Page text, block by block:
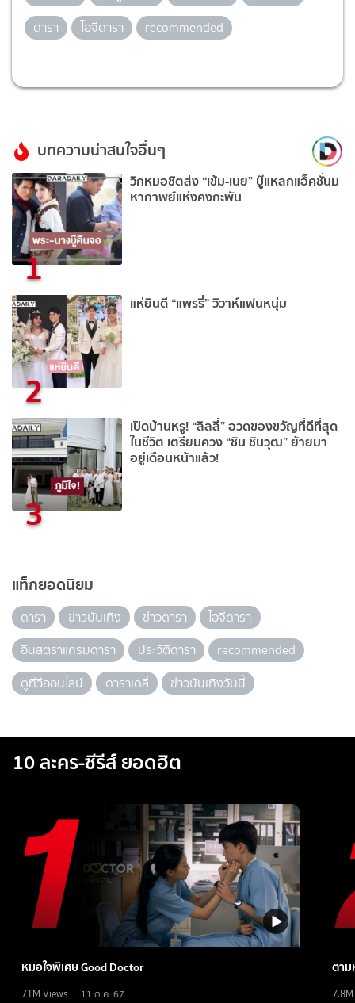
ดารา
ไอจีดารา recommended
บทความน่าสนใจอื่นๆ
1
วิกหมอชิตส่ง “เข้ม-เนย” บู๊แหลกแอ็คชั่นม
หากาพย์แห่งคงกะพัน
2
แห่ยินดี “แพรรี่” วิวาห์แฟนหนุ่ม
3
เปิดบ้านหรู! “ลิลลี่” อวดของขวัญที่ดีที่สุด
ในชีวิต เตรียมควง “ชิน ชินวุฒ” ย้ายมา
อยู่เดือนหน้าแล้ว!
แท็กยอดนิยม
ดารา ข่าวบันเทิง ข่าวดารา
ไอจีดารา
อินสตราแกรมดารา
ประวัติดารา
recommended
ดูทีวีออนไลน์
ดาราเดลี่ ข่าวบันเทิงวันนี้
10 ละคร-ซีรีส์ ยอดฮิต
หมอใจพิเศษ Good Doctor
71M Views 11 ต.ค. 67
ตาม
7.8M